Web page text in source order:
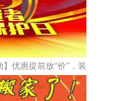
】优惠提前放“价”，装
“薪”！